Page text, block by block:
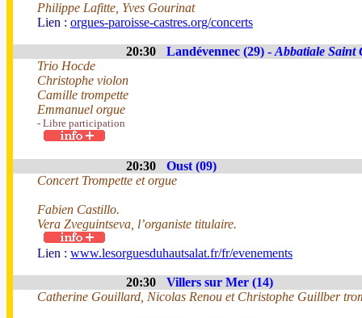
Philippe Lafitte, Yves Gourinat
Lien : orgues-paroisse-castres.org/concerts
20:30 Landévennec (29) - Abbatiale Saint
Trio Hocde
Christophe violon
Camille trompette
Emmanuel orgue
- Libre participation
20:30
Oust (09)
Concert Trompette et orgue
Fabien Castillo.
Vera Zveguintseva, l’organiste titulaire.
Lien : www.lesorguesduhautsalat.fr/fr/evenements
20:30
Villers sur Mer (14)
Catherine Gouillard, Nicolas Renou et Christophe Guillber